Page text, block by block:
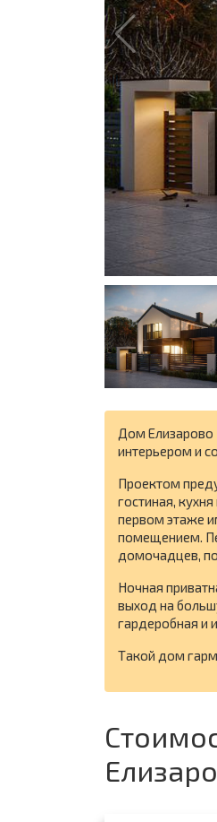
Дом Елизарово
интерьером и
Проектом
гостиная,
первом этаже
помещением.
домочадцев,
Ночная
выход на
гардеробная и
Такой дом